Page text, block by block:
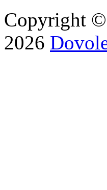
Copyright
2026